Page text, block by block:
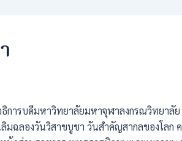
บดีมหาวิทยาลัยมหาจุฬาลงกรณวิทยาลัย
มฉลองวันวิสาขบูชา วันสำคัญสากลของโล